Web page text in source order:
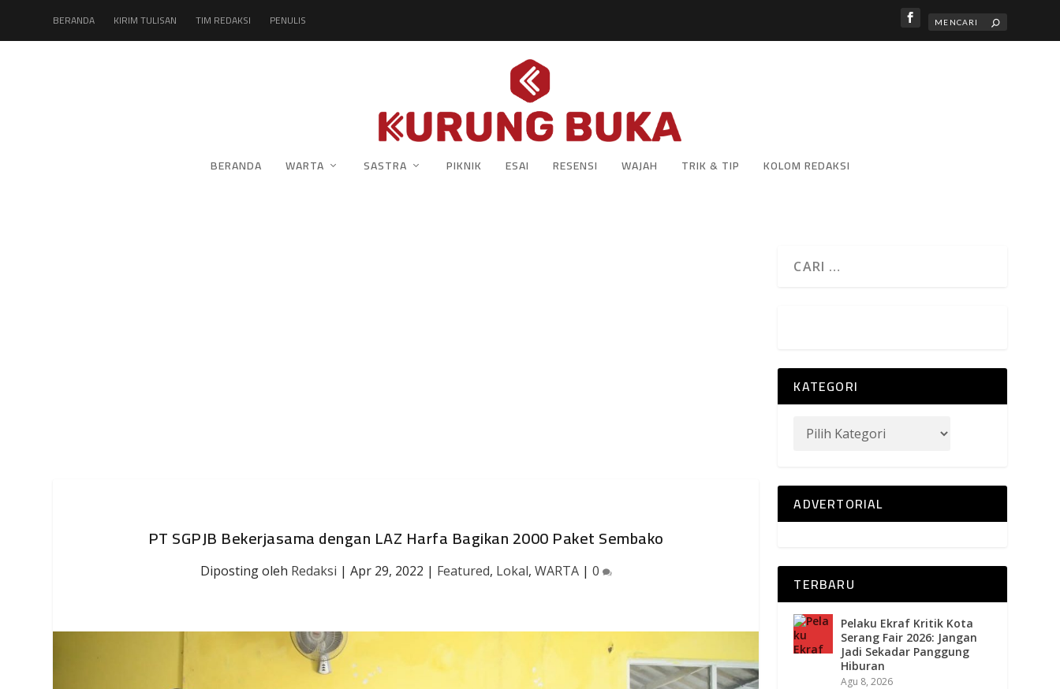
BERANDA KIRIM TULISAN TIM REDAKSI PENULIS
BERANDA WARTA SASTRA PIKNIK ESAI RESENSI WAJAH TRIK & TIP KOLOM REDAKSI
PT SGPJB Bekerjasama dengan LAZ Harfa Bagikan 2000 Paket Sembako
Diposting oleh Redaksi | Apr 29, 2022 | Featured, Lokal, WARTA| 0
KATEGORI
ADVERTORIAL
TERBARU
Pelaku Ekraf Kritik Kota
Serang Fair 2026: Jangan
Jadi Sekadar Panggung
Hiburan
Agu 8, 2026